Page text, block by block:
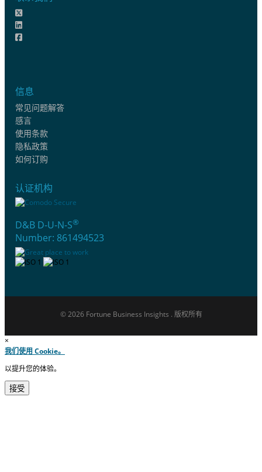
信息
常见问题解答
感言
使用条款
隐私政策
如何订购
认证机构
D&B D-U-N-S®
Number: 861494523
© 2026 Fortune Business Insights . 版权所有
×
我们使用 Cookie。
以提升您的体验。
接受